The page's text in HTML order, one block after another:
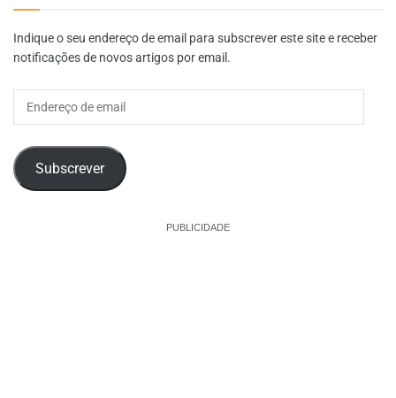
Indique o seu endereço de email para subscrever este site e receber
notificações de novos artigos por email.
Subscrever
PUBLICIDADE